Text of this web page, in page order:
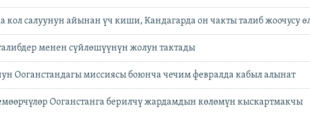
кол салуунун айынан үч киши, Кандагарда он чакты талиб жоочусу
менен сүйлөшүүнүн жолун тактады
Ооганстандагы миссиясы боюнча чечим февралда кабыл алынат
Ооганстанга берилчү жардамдын көлөмүн кыскартмакчы